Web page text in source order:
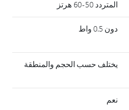
المتردد 50-60 هرتز
دون 0.5 واط
يختلف حسب الحجم والمنطقة
نعم